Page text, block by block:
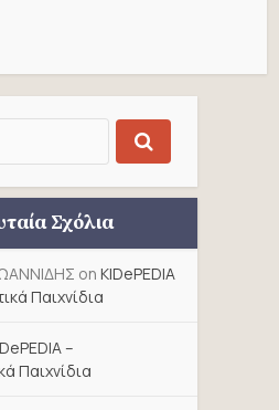
Σχόλια
on KIDePEDIA
Παιχνίδια
–
Παιχνίδια